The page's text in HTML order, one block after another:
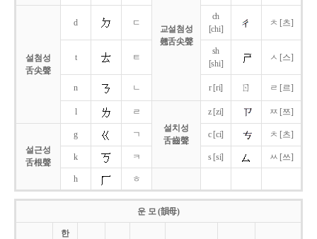
교설첨성
翹舌尖聲
설첨성
舌尖聲
d ㄷ
ch
[chi]
ㅊ [츠]
t ㅌ
sh
[shi]
ㅅ [스]
n ㄴ r [ri] ㄖ ㄹ [르]
l
ㄹ
설치성
舌齒聲
z [zi] ㅉ [쯔]
설근성
舌根聲
g ㄱ c [ci] ㅊ [츠]
k ㅋ s [si] ㅆ [쓰]
h ㅎ
운 모 (韻母)
한